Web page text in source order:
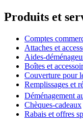
Produits et
Comptes
Attaches et
Aides-
Boîtes et
Couverture pour
Remplissages et
Déménagement
Chèques-cadeaux
Rabais et offres